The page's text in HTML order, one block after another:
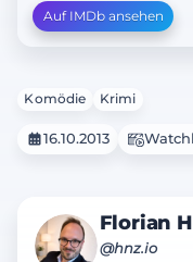
Auf IMDb ansehen
Komödie Krimi
16.10.2013
Florian
@hnz.io